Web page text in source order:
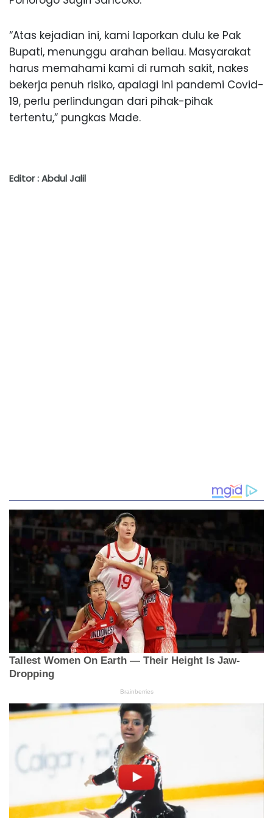
“Atas kejadian ini, kami laporkan dulu ke Pak
Bupati, menunggu arahan beliau. Masyarakat
harus memahami kami di rumah sakit, nakes
bekerja penuh risiko, apalagi ini pandemi Covid-
19, perlu perlindungan dari pihak-pihak
tertentu,” pungkas Made.
Editor : Abdul Jalil